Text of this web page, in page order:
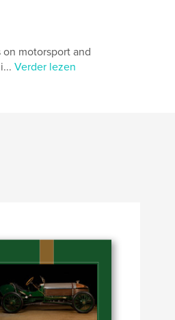
motorsport and
Verder lezen